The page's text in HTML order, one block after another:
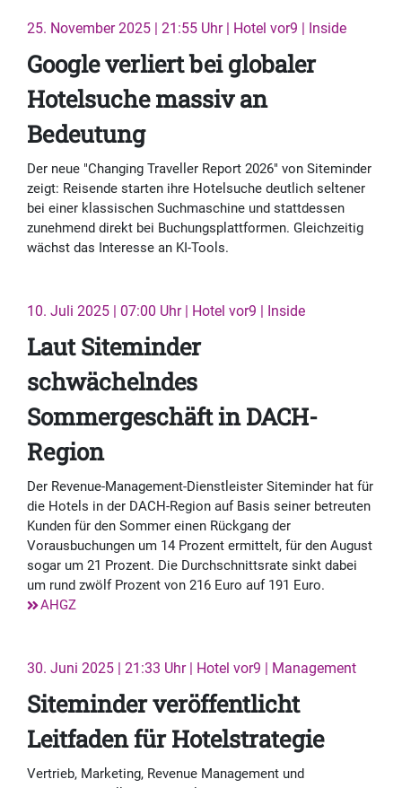
25. November 2025 | 21:55 Uhr | Hotel vor9 | Inside
Google verliert bei globaler
Hotelsuche massiv an
Bedeutung
Der neue "Changing Traveller Report 2026" von Siteminder
zeigt: Reisende starten ihre Hotelsuche deutlich seltener
bei einer klassischen Suchmaschine und stattdessen
zunehmend direkt bei Buchungsplattformen. Gleichzeitig
wächst das Interesse an KI-Tools.
10. Juli 2025 | 07:00 Uhr | Hotel vor9 | Inside
Laut Siteminder
schwächelndes
Sommergeschäft in DACH-
Region
Der Revenue-Management-Dienstleister Siteminder hat für
die Hotels in der DACH-Region auf Basis seiner betreuten
Kunden für den Sommer einen Rückgang der
Vorausbuchungen um 14 Prozent ermittelt, für den August
sogar um 21 Prozent. Die Durchschnittsrate sinkt dabei
um rund zwölf Prozent von 216 Euro auf 191 Euro.
AHGZ
30. Juni 2025 | 21:33 Uhr | Hotel vor9 | Management
Siteminder veröffentlicht
Leitfaden für Hotelstrategie
Vertrieb, Marketing, Revenue Management und